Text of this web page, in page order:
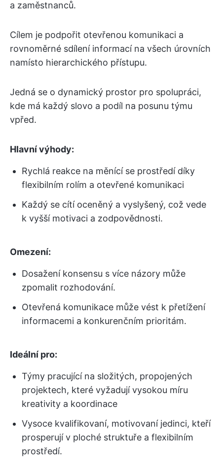
a zaměstnanců.
Cílem je podpořit otevřenou komunikaci a
rovnoměrné sdílení informací na všech úrovních
namísto hierarchického přístupu.
Jedná se o dynamický prostor pro spolupráci,
kde má každý slovo a podíl na posunu týmu
vpřed.
Hlavní výhody:
Rychlá reakce na měnící se prostředí díky
flexibilním rolím a otevřené komunikaci
Každý se cítí oceněný a vyslyšený, což vede
k vyšší motivaci a zodpovědnosti.
Omezení:
Dosažení konsensu s více názory může
zpomalit rozhodování.
Otevřená komunikace může vést k přetížení
informacemi a konkurenčním prioritám.
Ideální pro:
Týmy pracující na složitých, propojených
projektech, které vyžadují vysokou míru
kreativity a koordinace
Vysoce kvalifikovaní, motivovaní jedinci, kteří
prosperují v ploché struktuře a flexibilním
prostředí.